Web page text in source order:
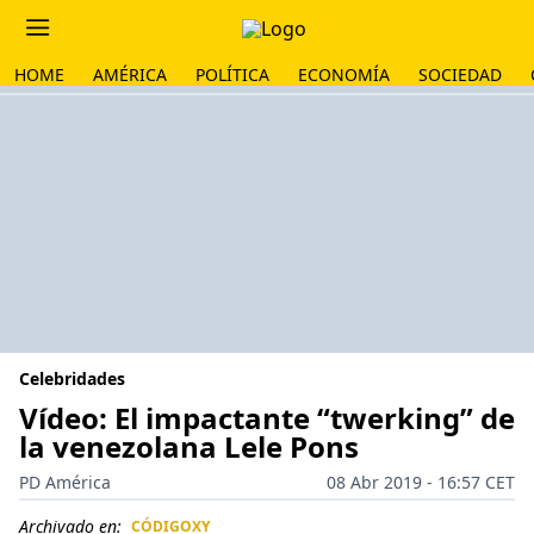
HOME AMÉRICA POLÍTICA ECONOMÍA SOCIEDAD
Celebridades
Vídeo: El impactante “twerking” de
la venezolana Lele Pons
PD América
08 Abr 2019 - 16:57 CET
Archivado en: CÓDIGOXY